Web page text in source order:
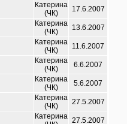
Катерина
(ЧК)
17.6.2007
Катерина
(ЧК)
13.6.2007
Катерина
(ЧК)
11.6.2007
Катерина
(ЧК)
6.6.2007
Катерина
(ЧК)
5.6.2007
Катерина
(ЧК)
27.5.2007
Катерина 27.5.2007